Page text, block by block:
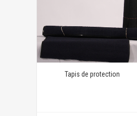
Tapis de protection